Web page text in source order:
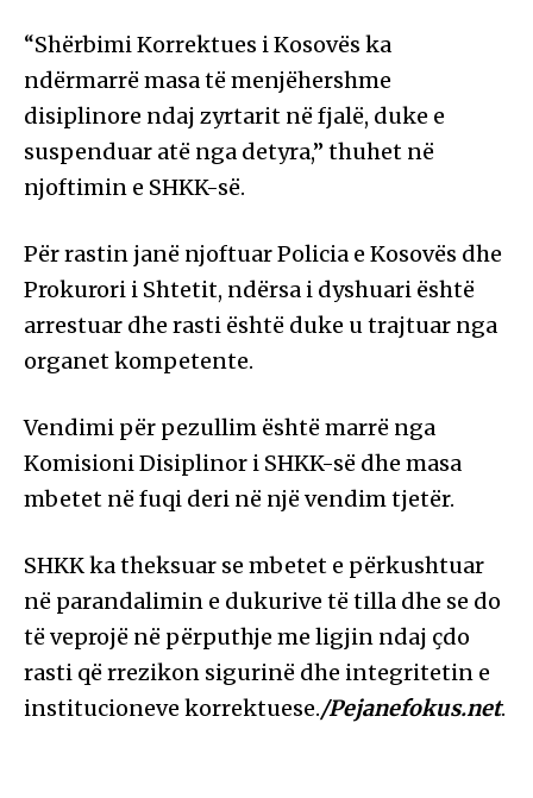
“Shërbimi Korrektues i Kosovës ka
ndërmarrë masa të menjëhershme
disiplinore ndaj zyrtarit në fjalë, duke e
suspenduar atë nga detyra,” thuhet në
njoftimin e SHKK-së.
Për rastin janë njoftuar Policia e Kosovës dhe
Prokurori i Shtetit, ndërsa i dyshuari është
arrestuar dhe rasti është duke u trajtuar nga
organet kompetente.
Vendimi për pezullim është marrë nga
Komisioni Disiplinor i SHKK-së dhe masa
mbetet në fuqi deri në një vendim tjetër.
SHKK ka theksuar se mbetet e përkushtuar
në parandalimin e dukurive të tilla dhe se do
të veprojë në përputhje me ligjin ndaj çdo
rasti që rrezikon sigurinë dhe integritetin e
institucioneve korrektuese./Pejanefokus.net.